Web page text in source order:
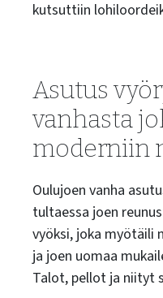
kutsuttiin
Asutus
vanhasta
moderniin
Oulujoen vanha
tultaessa joen
vyöksi, joka myötäili
ja joen uomaa
Talot, pellot ja niityt